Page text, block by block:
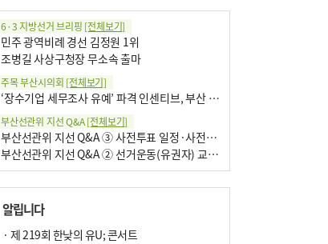
6·3 지방선거 브리핑 [전체보기]
민주 광역비례 경선 김정원 1위
조병길 사상구청장 무소속 출마
주목 부산시의회 [전체보기]
‘장수기업 세무조사 유예’ 파격 인센티브, 부산 유출 막을까
부산선관위 지선 Q&A[전체보기]
부산선관위 지선 Q&A ③ 사전투표 일정·사전투표함 보관
부산선관위 지선 Q&A ② 선거운동(유권자) 교육감투표용지
알립니다
· 제 219회 한낮의 유U; 콘서트